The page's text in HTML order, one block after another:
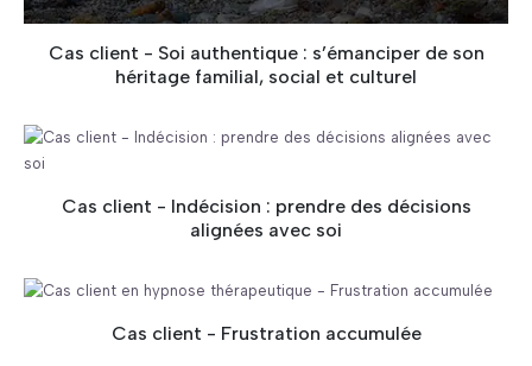
Cas client - Soi authentique : s’émanciper de son
héritage familial, social et culturel
Cas client - Indécision : prendre des décisions
alignées avec soi
Cas client - Frustration accumulée